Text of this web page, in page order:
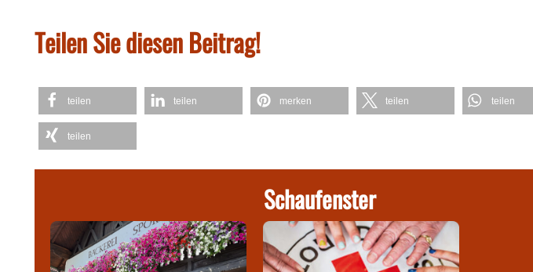
Teilen Sie diesen Beitrag!
teilen teilen merken teilen teilen
teilen
Schaufenster